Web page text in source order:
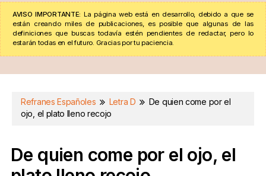
AVISO IMPORTANTE: La página web está en desarrollo, debido a que se
están creando miles de publicaciones, es posible que algunas de las
definiciones que buscas todavía estén pendientes de redactar, pero lo
estarán todas en el futuro. Gracias por tu paciencia.
Refranes Españoles Letra D
De quien come por el
ojo, el plato lleno recojo
De quien come por el ojo, el